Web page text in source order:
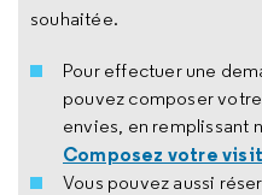
souhaitée.
Pour effectuer une
pouvez composer
envies, en remplissant
Composez votre
Vous pouvez aussi